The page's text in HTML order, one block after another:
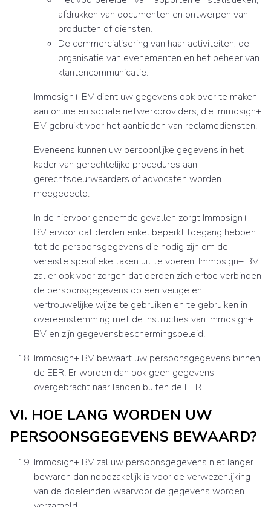
afdrukken van documenten en ontwerpen van
producten of diensten.
De commercialisering van haar activiteiten, de
organisatie van evenementen en het beheer van
klantencommunicatie.
Immosign+ BV dient uw gegevens ook over te maken
aan online en sociale netwerkproviders, die Immosign+
BV gebruikt voor het aanbieden van reclamediensten.
Eveneens kunnen uw persoonlijke gegevens in het
kader van gerechtelijke procedures aan
gerechtsdeurwaarders of advocaten worden
meegedeeld.
In de hiervoor genoemde gevallen zorgt Immosign+
BV ervoor dat derden enkel beperkt toegang hebben
tot de persoonsgegevens die nodig zijn om de
vereiste specifieke taken uit te voeren. Immosign+ BV
zal er ook voor zorgen dat derden zich ertoe verbinden
de persoonsgegevens op een veilige en
vertrouwelijke wijze te gebruiken en te gebruiken in
overeenstemming met de instructies van Immosign+
BV en zijn gegevensbeschermingsbeleid.
Immosign+ BV bewaart uw persoonsgegevens binnen
de EER. Er worden dan ook geen gegevens
overgebracht naar landen buiten de EER.
VI. HOE LANG WORDEN UW
PERSOONSGEGEVENS BEWAARD?
Immosign+ BV zal uw persoonsgegevens niet langer
bewaren dan noodzakelijk is voor de verwezenlijking
van de doeleinden waarvoor de gegevens worden